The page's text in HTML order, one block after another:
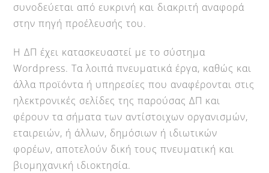
συνοδεύεται από ευκρινή και διακριτή αναφορά
στην πηγή προέλευσής του.
H ΔΠ έχει κατασκευαστεί με το σύστημα
Wordpress. Τα λοιπά πνευματικά έργα, καθώς και
άλλα προϊόντα ή υπηρεσίες που αναφέρονται στις
ηλεκτρονικές σελίδες της παρούσας ΔΠ και
φέρουν τα σήματα των αντίστοιχων οργανισμών,
εταιρειών, ή άλλων, δημόσιων ή ιδιωτικών
φορέων, αποτελούν δική τους πνευματική και
βιομηχανική ιδιοκτησία.